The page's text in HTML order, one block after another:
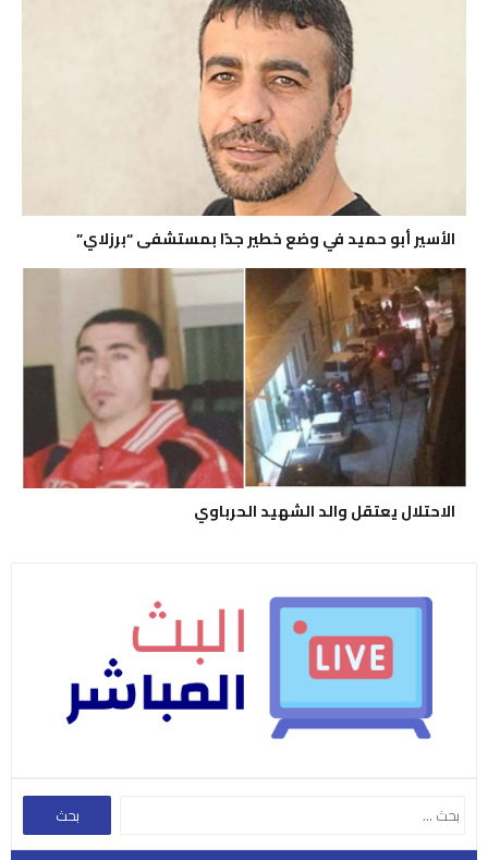
الأسير أبو حميد في وضع خطير جدًا بمستشفى “برزلاي”
الاحتلال يعتقل والد الشهيد الحرباوي